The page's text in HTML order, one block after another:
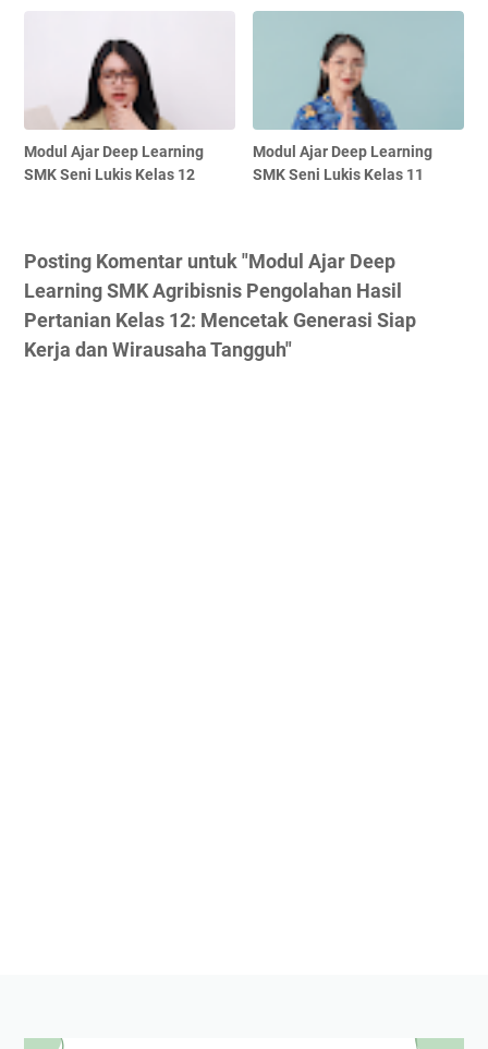
Modul Ajar Deep Learning
SMK Seni Lukis Kelas 12
Modul Ajar Deep Learning
SMK Seni Lukis Kelas 11
Posting Komentar untuk "Modul Ajar Deep
Learning SMK Agribisnis Pengolahan Hasil
Pertanian Kelas 12: Mencetak Generasi Siap
Kerja dan Wirausaha Tangguh"